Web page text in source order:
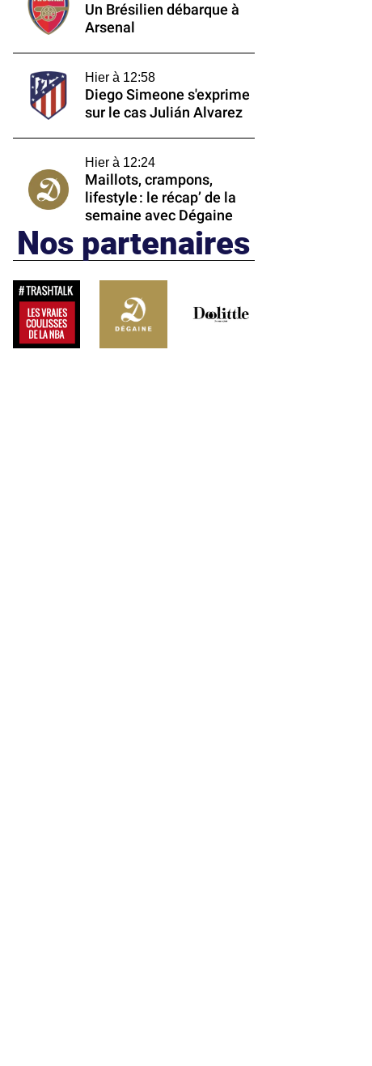
Un Brésilien débarque à
Arsenal
Hier à 12:58
Diego Simeone s'exprime
sur le cas Julián Alvarez
Hier à 12:24
Maillots, crampons,
lifestyle : le récap’ de la
semaine avec Dégaine
Nos partenaires